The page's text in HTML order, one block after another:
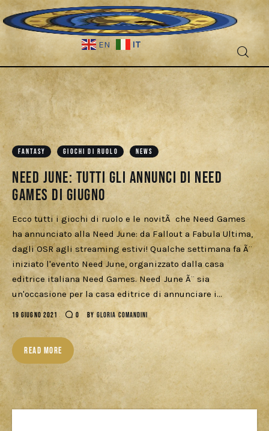
EN IT
Fantascienza
Fantasy
Games
Recensioni
Libri e fumetti
Cercatori
Download
FANTASY GIOCHI DI RUOLO NEWS
Need June: tutti gli annunci di Need
Games di giugno
Ecco tutti i giochi di ruolo e le novitÃ che Need Games
ha annunciato alla Need June: da Fallout a Fabula Ultima,
dagli OSR agli streaming estivi! Qualche settimana fa Ã¨
iniziato l'evento Need June, organizzato dalla casa
editrice italiana Need Games. Need June Ã¨ sia
un'occasione per la casa editrice di annunciare i…
19 GIUGNO 2021 0 BY GLORIA COMANDINI
READ MORE